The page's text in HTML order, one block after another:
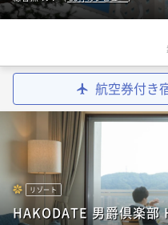
航空券付き
リゾート
HAKODATE 男爵倶楽部